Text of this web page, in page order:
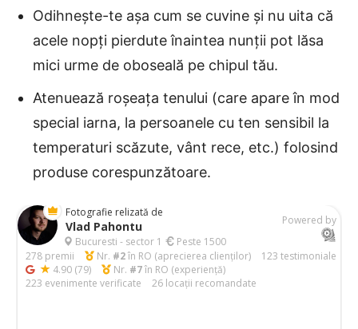
Odihnește-te așa cum se cuvine și nu uita că
acele nopți pierdute înaintea nunții pot lăsa
mici urme de oboseală pe chipul tău.
Atenuează roșeața tenului (care apare în mod
special iarna, la persoanele cu ten sensibil la
temperaturi scăzute, vânt rece, etc.) folosind
produse corespunzătoare.